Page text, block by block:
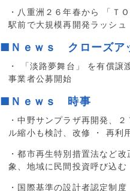
・八重洲２６年春から 「Ｔ
駅前で大規模再開発ラッシュ
■Ｎｅｗｓ クローズア
・ 「淡路夢舞台」 を有償
事業者公募開始
■Ｎｅｗｓ 時事
・中野サンプラザ再開発、
ル縮小も検討、改修 ・ 再利
・都市再生特別措置法など
象、地域に民間投資呼び込む
・国際基準の設計者認定制